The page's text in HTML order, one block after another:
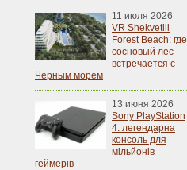
11 июля 2026
VR Shekvetili
Forest Beach: где
сосновый лес
встречается с
Черным морем
13 июня 2026
Sony PlayStation
4: легендарна
консоль для
мільйонів
геймерів